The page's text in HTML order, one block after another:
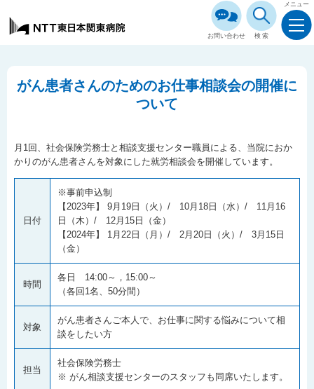
お問い合わせ 検索
メニュー
がん患者さんのためのお仕事相談会の開催に
ついて
月1回、社会保険労務士と相談支援センター職員による、当院におか
かりのがん患者さんを対象にした就労相談会を開催しています。
日付
※事前申込制
【2023年】 9月19日（火）/ 10月18日（水）/ 11月16
日（木）/ 12月15日（金）
【2024年】 1月22日（月）/ 2月20日（火）/ 3月15日
（金）
時間
各日 14:00～，15:00～
（各回1名、50分間）
対象
がん患者さんご本人で、お仕事に関する悩みについて相
談をしたい方
担当
社会保険労務士
※ がん相談支援センターのスタッフも同席いたします。